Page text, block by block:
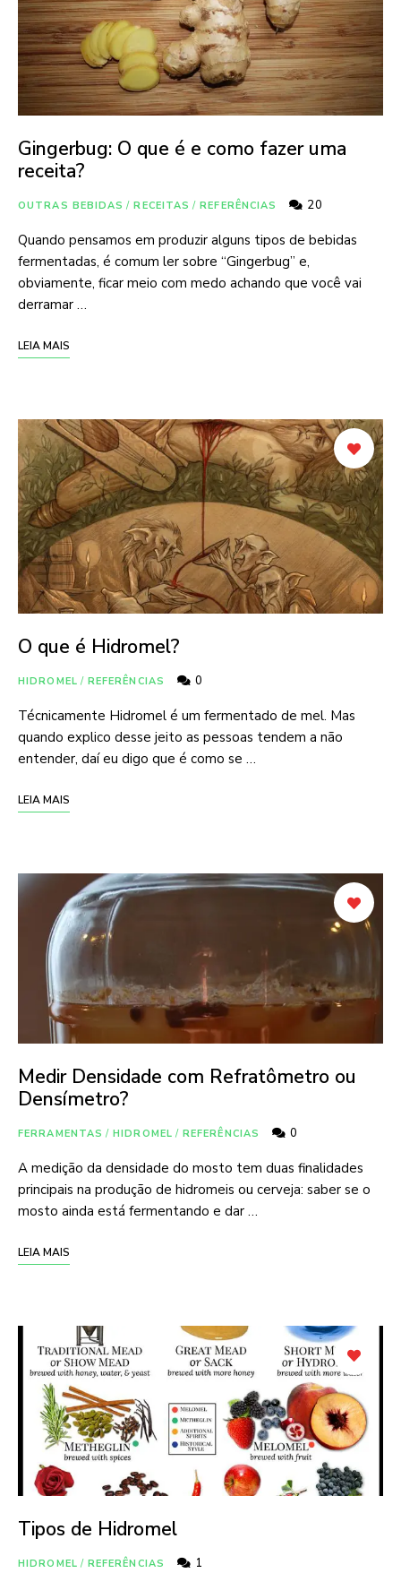
Gingerbug: O que é e como fazer uma
receita?
OUTRAS BEBIDAS / RECEITAS / REFERÊNCIAS 20
Quando pensamos em produzir alguns tipos de bebidas
fermentadas, é comum ler sobre “Gingerbug” e,
obviamente, ficar meio com medo achando que você vai
derramar …
LEIA MAIS
O que é Hidromel?
HIDROMEL / REFERÊNCIAS 0
Técnicamente Hidromel é um fermentado de mel. Mas
quando explico desse jeito as pessoas tendem a não
entender, daí eu digo que é como se …
LEIA MAIS
Medir Densidade com Refratômetro ou
Densímetro?
FERRAMENTAS / HIDROMEL / REFERÊNCIAS 0
A medição da densidade do mosto tem duas finalidades
principais na produção de hidromeis ou cerveja: saber se o
mosto ainda está fermentando e dar …
LEIA MAIS
Tipos de Hidromel
HIDROMEL / REFERÊNCIAS 1